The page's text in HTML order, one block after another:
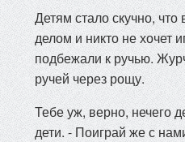
Детям стало скучно,
делом и никто не хочет
подбежали к ручью.
ручей через рощу.
Тебе уж, верно, нечего
дети. - Поиграй же с